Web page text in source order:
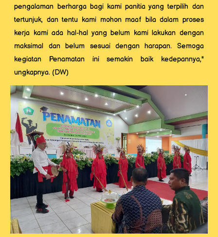
pengalaman berharga bagi kami panitia yang terpilih dan
tertunjuk, dan tentu kami mohon maaf bila dalam proses
kerja kami ada hal-hal yang belum kami lakukan dengan
maksimal dan belum sesuai dengan harapan. Semoga
kegiatan Penamatan ini semakin baik kedepannya,"
ungkapnya. (DW)